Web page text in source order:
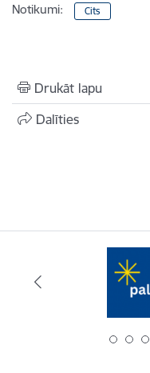
Notikumi: Cits
Drukāt lapu
Dalīties